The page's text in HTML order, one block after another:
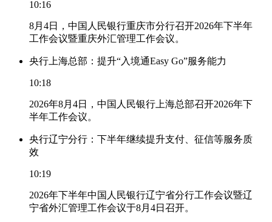
10:16
8月4日，中国人民银行重庆市分行召开2026年下半年
工作会议暨重庆外汇管理工作会议。
央行上海总部：提升“入境通Easy Go”服务能力
10:18
2026年8月4日，中国人民银行上海总部召开2026年下
半年工作会议。
央行辽宁分行：下半年继续提升支付、征信等服务质
效
10:19
2026年下半年中国人民银行辽宁省分行工作会议暨辽
宁省外汇管理工作会议于8月4日召开。